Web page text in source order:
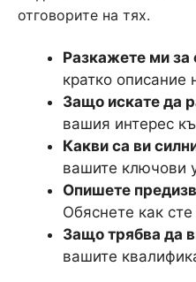
отговорите на тях.
Разкажете ми за
кратко
Защо искате да
вашия интерес
Какви са ви
вашите ключови
Опишете
Обяснете как
Защо трябва да
вашите